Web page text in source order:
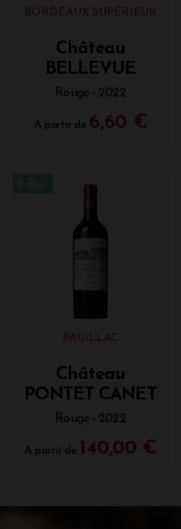
BORDEAUX SUPÉRIEUR
Château
BELLEVUE
Rouge - 2022
A partir de 6,60 €
PAUILLAC
Château
PONTET CANET
Rouge - 2022
A partir de 140,00 €